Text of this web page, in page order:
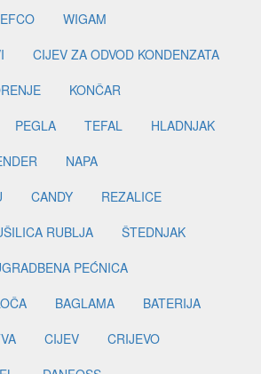
WIGAM
CIJEV ZA ODVOD KONDENZATA
KONČAR
PEGLA TEFAL
HLADNJAK
NAPA
CANDY
REZALICE
RUBLJA
ŠTEDNJAK
PEĆNICA
BAGLAMA
BATERIJA
CIJEV
CRIJEVO